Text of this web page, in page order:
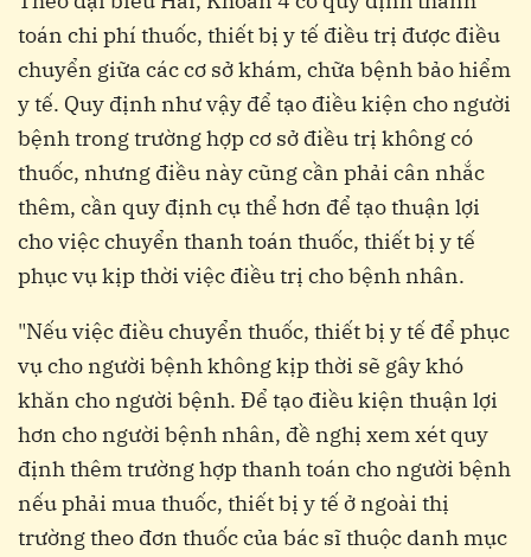
toán chi phí thuốc, thiết bị y tế điều trị được điều
chuyển giữa các cơ sở khám, chữa bệnh bảo hiểm
y tế. Quy định như vậy để tạo điều kiện cho người
bệnh trong trường hợp cơ sở điều trị không có
thuốc, nhưng điều này cũng cần phải cân nhắc
thêm, cần quy định cụ thể hơn để tạo thuận lợi
cho việc chuyển thanh toán thuốc, thiết bị y tế
phục vụ kịp thời việc điều trị cho bệnh nhân.
"Nếu việc điều chuyển thuốc, thiết bị y tế để phục
vụ cho người bệnh không kịp thời sẽ gây khó
khăn cho người bệnh. Để tạo điều kiện thuận lợi
hơn cho người bệnh nhân, đề nghị xem xét quy
định thêm trường hợp thanh toán cho người bệnh
nếu phải mua thuốc, thiết bị y tế ở ngoài thị
trường theo đơn thuốc của bác sĩ thuộc danh mục